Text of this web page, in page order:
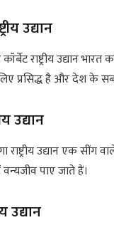
उद्यान
राष्ट्रीय उद्यान
प्रसिद्ध है और देश के
उद्यान
उद्यान एक सींग
पाए जाते हैं।
उद्यान